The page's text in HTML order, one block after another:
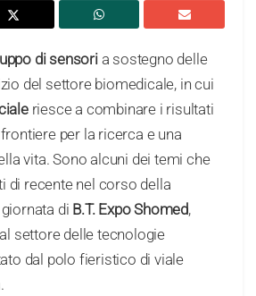
di sensoria sostegno delle
del settore biomedicale, in cui
riesce a combinare i risultati
per la ricerca e una
vita. Sono alcuni dei temi che
di recente nel corso della
di B.T. Expo Shomed,
settore delle tecnologie
dal polo fieristico di viale